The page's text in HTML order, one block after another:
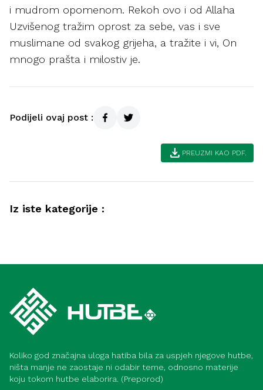
i mudrom opomenom. Rekoh ovo i od Allaha
Uzvišenog tražim oprost za sebe, vas i sve
muslimane od svakog grijeha, a tražite i vi, On
mnogo prašta i milostiv je.
Podijeli ovaj post :
download PREUZMI KAO PDF.
Iz iste kategorije :
Koliko god značajna uloga hatiba bila za uspjeh njegove hutbe,
ništa manje ne zaostaje ni odabir teme, odnosno materije
koju tokom hutbe elaborira. (Preporod)